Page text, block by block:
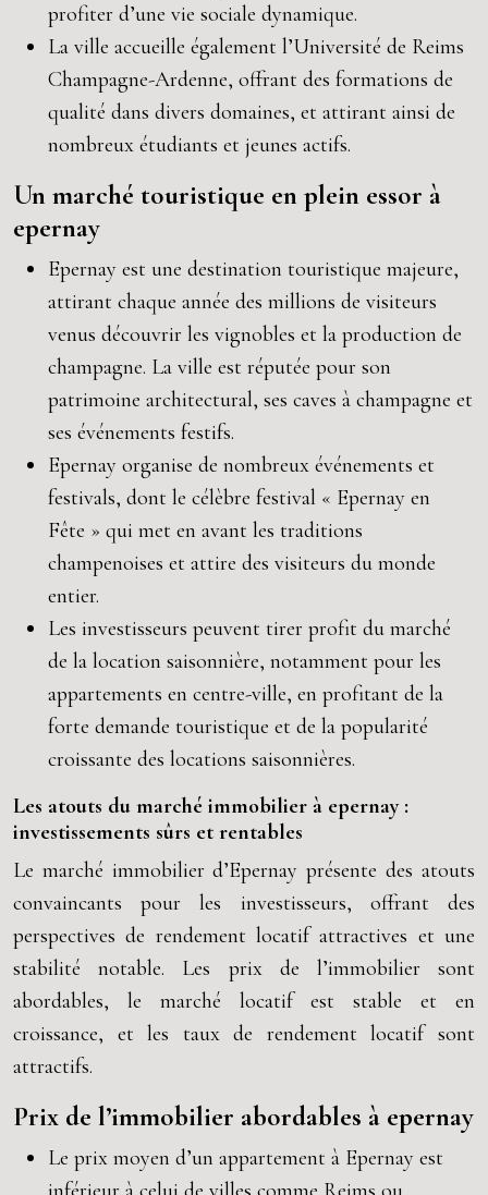
profiter d’une vie sociale dynamique.
La ville accueille également l’Université de Reims
Champagne-Ardenne, offrant des formations de
qualité dans divers domaines, et attirant ainsi de
nombreux étudiants et jeunes actifs.
Un marché touristique en plein essor à
epernay
Epernay est une destination touristique majeure,
attirant chaque année des millions de visiteurs
venus découvrir les vignobles et la production de
champagne. La ville est réputée pour son
patrimoine architectural, ses caves à champagne et
ses événements festifs.
Epernay organise de nombreux événements et
festivals, dont le célèbre festival « Epernay en
Fête » qui met en avant les traditions
champenoises et attire des visiteurs du monde
entier.
Les investisseurs peuvent tirer profit du marché
de la location saisonnière, notamment pour les
appartements en centre-ville, en profitant de la
forte demande touristique et de la popularité
croissante des locations saisonnières.
Les atouts du marché immobilier à epernay :
investissements sûrs et rentables
Le marché immobilier d’Epernay présente des atouts
convaincants pour les investisseurs, offrant des
perspectives de rendement locatif attractives et une
stabilité notable. Les prix de l’immobilier sont
abordables, le marché locatif est stable et en
croissance, et les taux de rendement locatif sont
attractifs.
Prix de l’immobilier abordables à epernay
Le prix moyen d’un appartement à Epernay est